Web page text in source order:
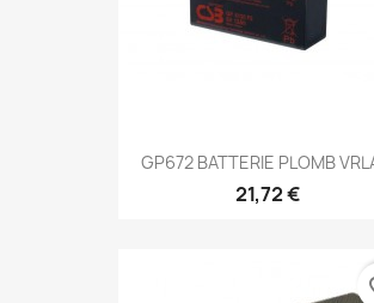
GP672 BATTERIE PLOMB
21,72 €